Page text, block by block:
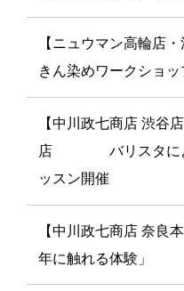
【ニュウマン高輪店
きん染めワークショッ
【中川政七商店 渋谷
店 バリスタによ
ッスン開催
【中川政七商店 奈良
年に触れる体験」